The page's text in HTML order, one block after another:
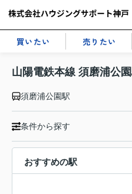
買いたい 売りたい
山陽電鉄本線 須磨浦公
須磨浦公園駅
条件から探す
おすすめの駅